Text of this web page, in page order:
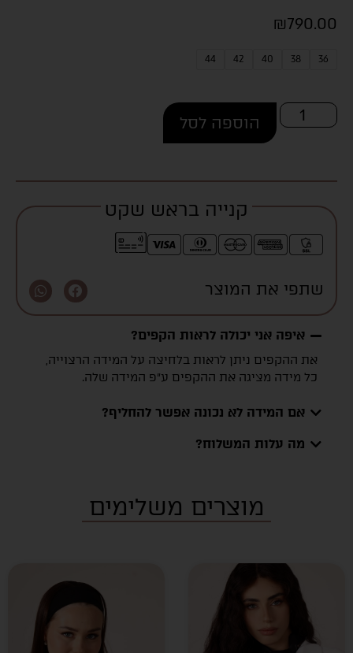
₪790.00
36
38
40
42
44
הוספה לסל
קנייה בראש שקט
שתפי את המוצר
איפה אני יכולה לראות הקפים?
את ההקפים ניתן לראות בלחיצה על המידה הרצוייה,
כל מידה מציגה את ההקפים ע״פ המידה שלה.
אם המידה לא נכונה אפשר להחליף?
מה עלות המשלוח?
מוצרים משלימים